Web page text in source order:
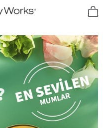
*Promosyon Detayları